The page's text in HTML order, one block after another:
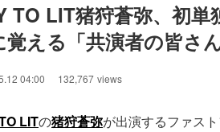
Unmute
TO LIT猪狩蒼弥、初
覚える「共演者の皆さ
04:00 132,767 views
LITの猪狩蒼弥が出演するファス